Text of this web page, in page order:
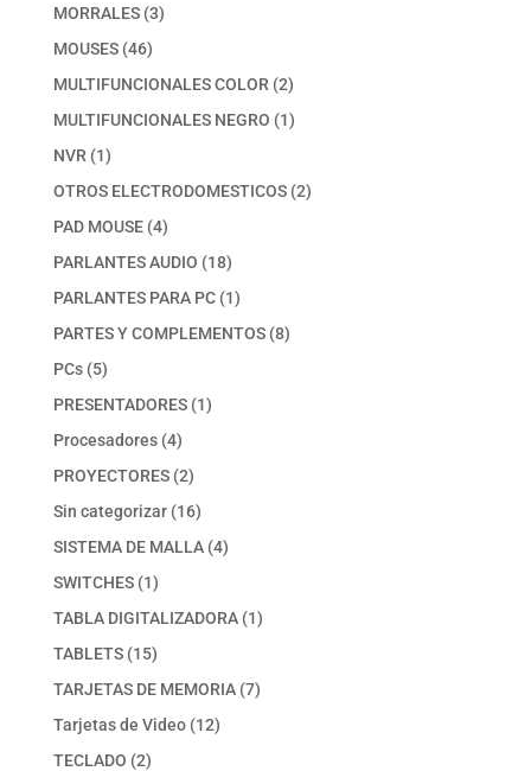
MORRALES 33
MOUSES 4646
productos
MULTIFUNCIONALES COLOR 22
productos
MULTIFUNCIONALES NEGRO 11
NVR 11
producto
OTROS ELECTRODOMESTICOS 22
PAD MOUSE 44
productos
PARLANTES AUDIO 1818
productos
PARLANTES PARA PC 11
producto
PARTES Y COMPLEMENTOS 88
PCs 55
productos
PRESENTADORES 11
Procesadores 44
productos
PROYECTORES 22
productos
Sin categorizar 1616
productos
SISTEMA DE MALLA 44
SWITCHES 11
producto
TABLA DIGITALIZADORA 11
TABLETS 1515
productos
TARJETAS DE MEMORIA 77
Tarjetas de Video 1212
TECLADO 22